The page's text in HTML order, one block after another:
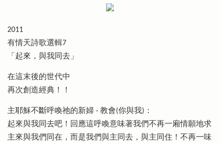
2011
有情天詩歌選輯7
「起來，與我同去」
在這末後的世代中
再次創造經典！！
主耶穌不斷呼喚祂的新婦 - 教會(你與我)：
起來與我同去吧！回應這呼喚意味著我們不再一廂情願地求
主來與我們同在，而是我們與主同去，與主同住！不再一味